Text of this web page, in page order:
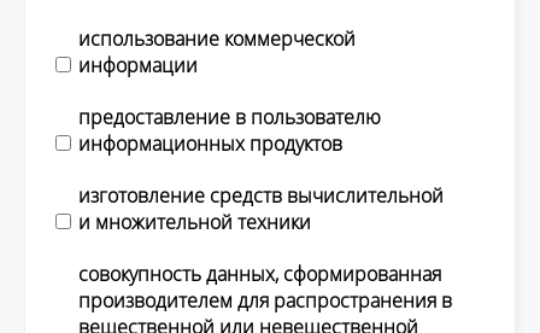
использование коммерческой
информации
предоставление в пользователю
информационных продуктов
изготовление средств вычислительной
и множительной техники
совокупность данных, сформированная
производителем для распространения в
вещественной или невещественной